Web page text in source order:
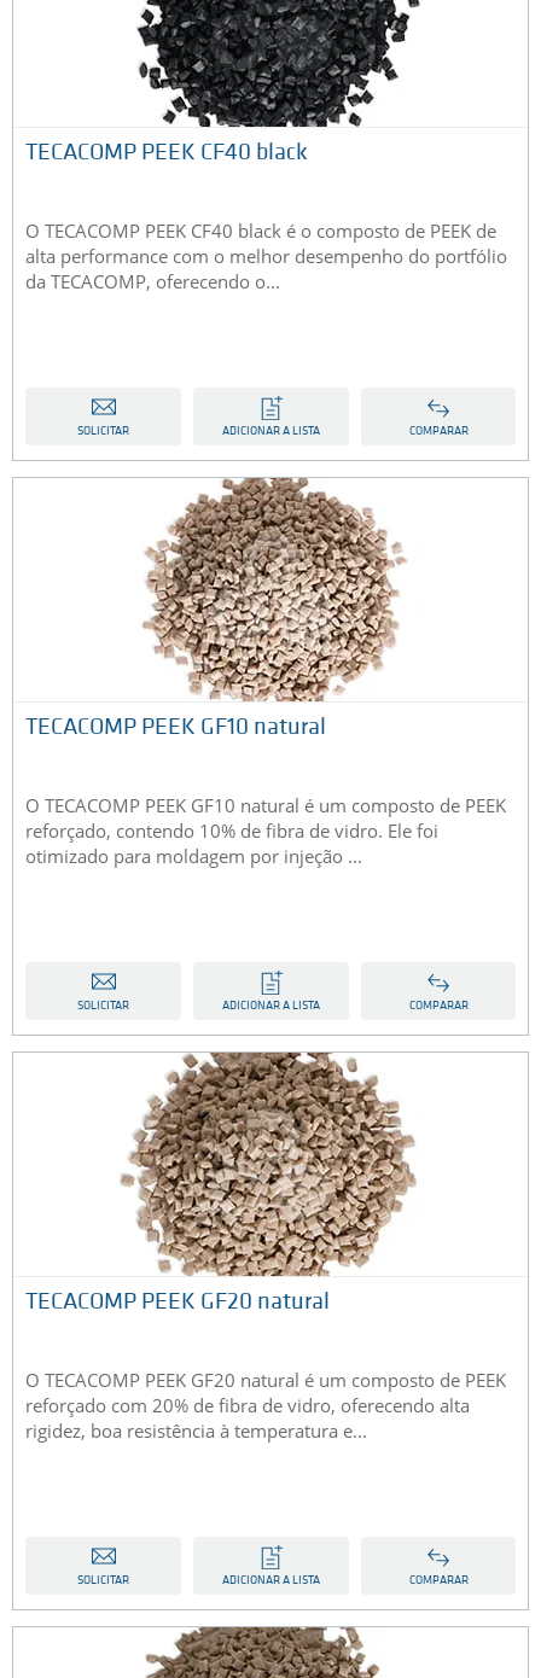
TECACOMP PEEK CF40 black
O TECACOMP PEEK CF40 black é o composto de PEEK de
alta performance com o melhor desempenho do portfólio
da TECACOMP, oferecendo o...
SOLICITAR ADICIONAR A LISTA COMPARAR
TECACOMP PEEK GF10 natural
O TECACOMP PEEK GF10 natural é um composto de PEEK
reforçado, contendo 10% de fibra de vidro. Ele foi
otimizado para moldagem por injeção ...
SOLICITAR ADICIONAR A LISTA COMPARAR
TECACOMP PEEK GF20 natural
O TECACOMP PEEK GF20 natural é um composto de PEEK
reforçado com 20% de fibra de vidro, oferecendo alta
rigidez, boa resistência à temperatura e...
SOLICITAR ADICIONAR A LISTA COMPARAR